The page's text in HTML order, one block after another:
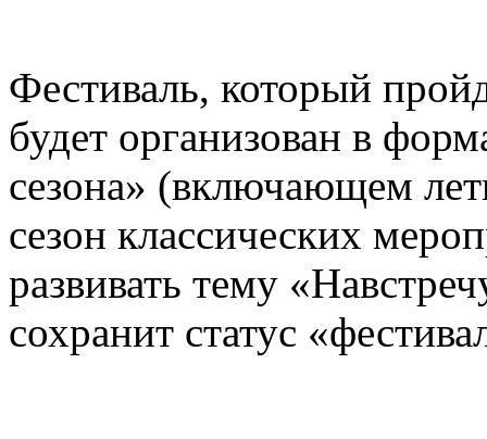
Фестиваль, который
будет организован в
сезона» (включающем
сезон классических
развивать тему
сохранит статус